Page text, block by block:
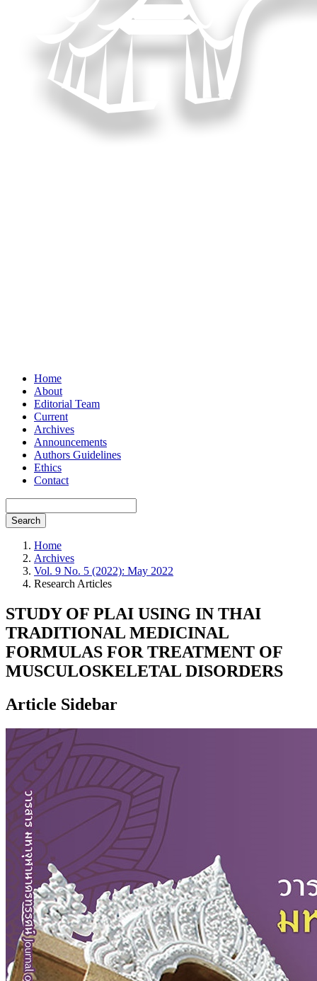
Home
About
Editorial Team
Current
Archives
Announcements
Authors Guidelines
Ethics
Contact
Search
Home
Archives
Vol. 9 No. 5 (2022): May 2022
Research Articles
STUDY OF PLAI USING IN THAI
TRADITIONAL MEDICINAL
FORMULAS FOR TREATMENT OF
MUSCULOSKELETAL DISORDERS
Article Sidebar